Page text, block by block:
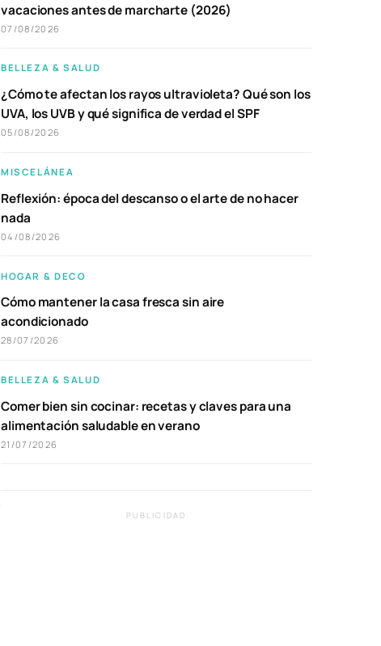
vacaciones antes de marcharte (2026)
07/08/2026
BELLEZA & SALUD
¿Cómo te afectan los rayos ultravioleta? Qué son los
UVA, los UVB y qué significa de verdad el SPF
05/08/2026
MISCELÁNEA
Reflexión: época del descanso o el arte de no hacer
nada
04/08/2026
HOGAR & DECO
Cómo mantener la casa fresca sin aire
acondicionado
28/07/2026
BELLEZA & SALUD
Comer bien sin cocinar: recetas y claves para una
alimentación saludable en verano
21/07/2026
PUBLICIDAD